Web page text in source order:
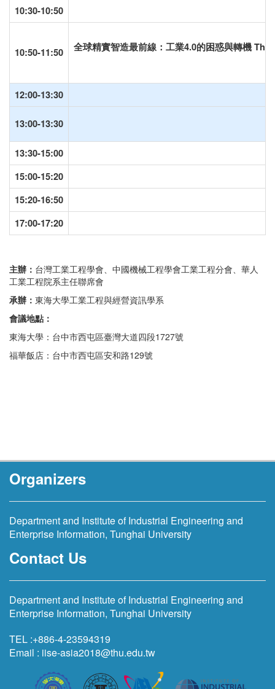
10:30-10:50
10:50-11:50 全球精實智造最前線：工業4.0的困惑與轉機
12:00-13:30
13:00-13:30
13:30-15:00
15:00-15:20
15:20-16:50
17:00-17:20
主辦： 台灣工業工程學會、中國機械工程學會工業工程分會、華人
工業工程院系主任聯席會
承辦： 東海大學工業工程與經營資訊學系
會議地點：
東海大學：台中市西屯區臺灣大道四段1727號
福華飯店：台中市西屯區安和路129號
Organizers
Department and Institute of Industrial Engineering and
Enterprise Information, Tunghai University
Contact Us
Department and Institute of Industrial Engineering and
Enterprise Information, Tunghai University
TEL :+886-4-23594319
Email : iise-asia2018@thu.edu.tw